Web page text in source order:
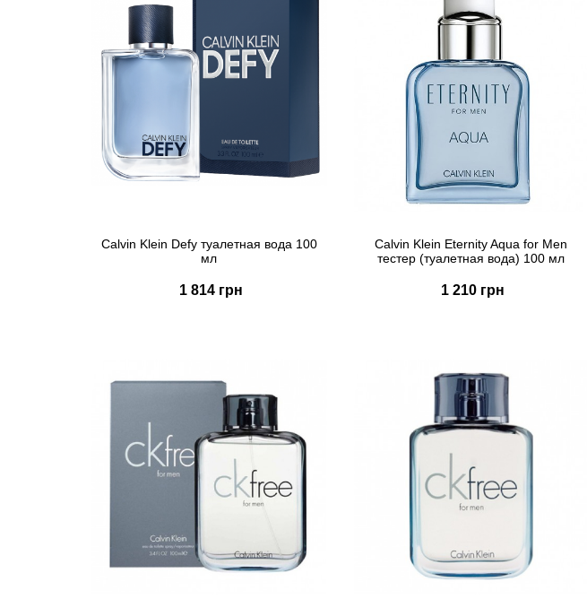
Calvin Klein Defy туалетная вода 100
мл
1 814 грн
Calvin Klein Eternity Aqua for Men
тестер (туалетная вода) 100 мл
1 210 грн